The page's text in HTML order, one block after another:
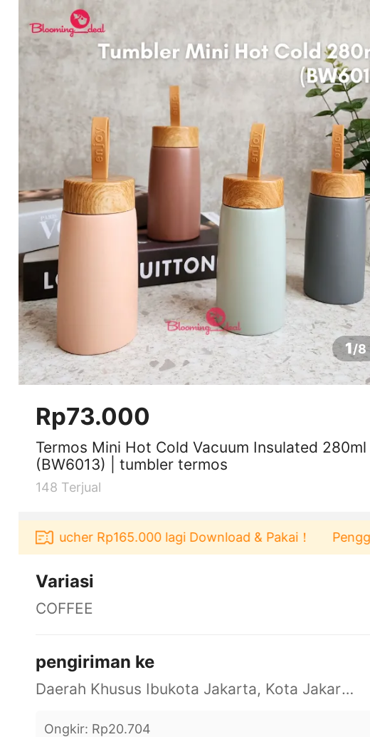
1/8
Rp73.000
Termos Mini Hot Cold Vacuum Insulated 280ml
(BW6013) | tumbler termos
148 Terjual
voucher Rp165.000 lagi Download & Pakai！ Pengguna
Variasi
COFFEE
pengiriman ke
Daerah Khusus Ibukota Jakarta, Kota Jakarta Barat, Cengkareng, yy
Ongkir: Rp20.704